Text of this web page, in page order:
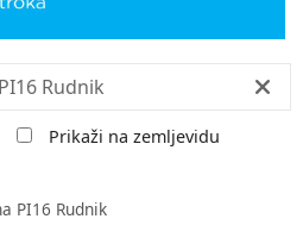
Prikaži na zemljevidu
PI16 Rudnik